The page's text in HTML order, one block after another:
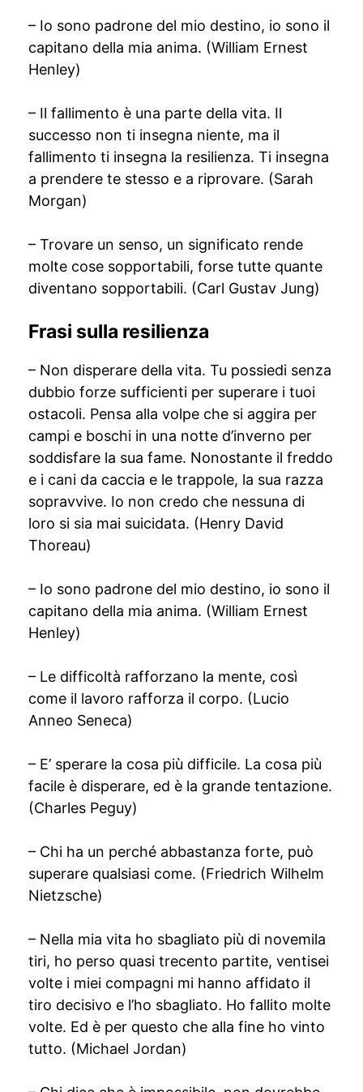
– Io sono padrone del mio destino, io sono il
capitano della mia anima. (William Ernest
Henley)
– Il fallimento è una parte della vita. Il
successo non ti insegna niente, ma il
fallimento ti insegna la resilienza. Ti insegna
a prendere te stesso e a riprovare. (Sarah
Morgan)
– Trovare un senso, un significato rende
molte cose sopportabili, forse tutte quante
diventano sopportabili. (Carl Gustav Jung)
Frasi sulla resilienza
– Non disperare della vita. Tu possiedi senza
dubbio forze sufficienti per superare i tuoi
ostacoli. Pensa alla volpe che si aggira per
campi e boschi in una notte d’inverno per
soddisfare la sua fame. Nonostante il freddo
e i cani da caccia e le trappole, la sua razza
sopravvive. Io non credo che nessuna di
loro si sia mai suicidata. (Henry David
Thoreau)
– Io sono padrone del mio destino, io sono il
capitano della mia anima. (William Ernest
Henley)
– Le difficoltà rafforzano la mente, così
come il lavoro rafforza il corpo. (Lucio
Anneo Seneca)
– E’ sperare la cosa più difficile. La cosa più
facile è disperare, ed è la grande tentazione.
(Charles Peguy)
– Chi ha un perché abbastanza forte, può
superare qualsiasi come. (Friedrich Wilhelm
Nietzsche)
– Nella mia vita ho sbagliato più di novemila
tiri, ho perso quasi trecento partite, ventisei
volte i miei compagni mi hanno affidato il
tiro decisivo e l’ho sbagliato. Ho fallito molte
volte. Ed è per questo che alla fine ho vinto
tutto. (Michael Jordan)